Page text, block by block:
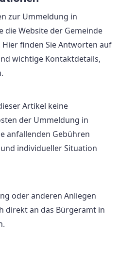
zur Ummeldung in
die Website der Gemeinde
finden Sie Antworten auf
wichtige Kontaktdetails,
Artikel keine
der Ummeldung in
anfallenden Gebühren
individueller Situation
oder anderen Anliegen
direkt an das Bürgeramt in